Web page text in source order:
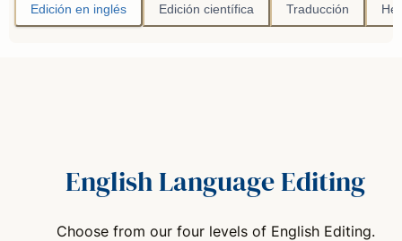
Edición en inglés Edición científica Traducción
English Language Editing
Choose from our four levels of English Editing.